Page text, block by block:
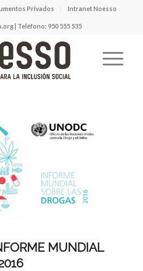
Privados Intranet Noesso
| Teléfono: 950 555 535
MUNDIAL